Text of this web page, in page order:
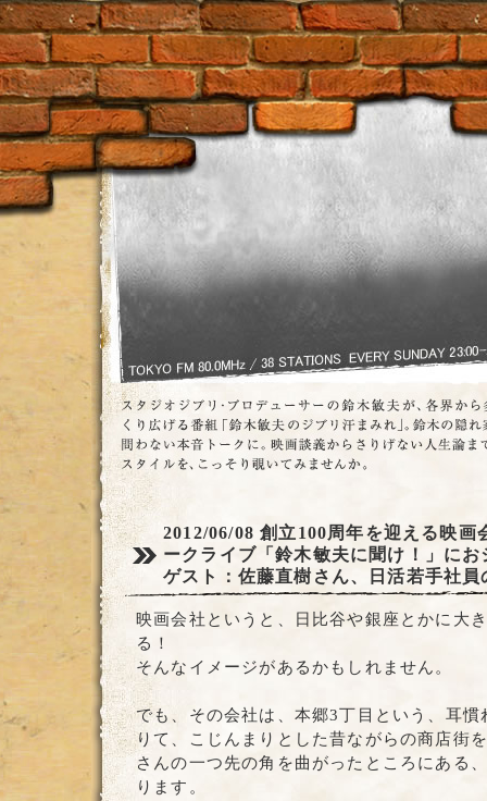
2012/06/08創立100周年を迎える映画
ークライブ「鈴木敏夫に聞け！」に
ゲスト：佐藤直樹さん、日活若手社員
映画会社というと、日比谷や銀座とかに大
る！
そんなイメージがあるかもしれません。
でも、その会社は、本郷3丁目という、耳
りて、こじんまりとした昔ながらの商店街
さんの一つ先の角を曲がったところにある
ります。